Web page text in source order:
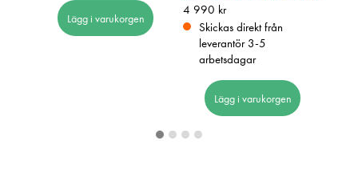
Lägg i varukorgen
Pris:4 990 kr
4 990 kr
Skickas direkt från
leverantör 3-5
arbetsdagar
Lägg i varukorgen